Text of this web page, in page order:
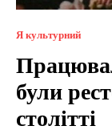
Я культурний
були
столітті